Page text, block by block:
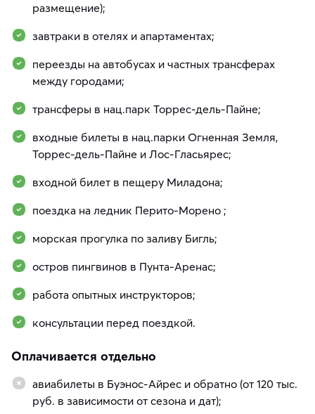
размещение);
завтраки в отелях и апартаментах;
переезды на автобусах и частных трансферах
между городами;
трансферы в нац.парк Торрес-дель-Пайне;
входные билеты в нац.парки Огненная Земля,
Торрес-дель-Пайне и Лос-Гласьярес;
входной билет в пещеру Миладона;
поездка на ледник Перито-Морено ;
морская прогулка по заливу Бигль;
остров пингвинов в Пунта-Аренас;
работа опытных инструкторов;
консультации перед поездкой.
Оплачивается отдельно
авиабилеты в Буэнос-Айрес и обратно (от 120 тыс.
руб. в зависимости от сезона и дат);